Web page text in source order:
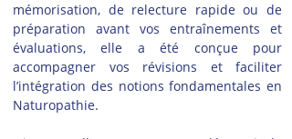
mémorisation, de relecture rapide ou de
préparation avant vos entraînements et
évaluations, elle a été conçue pour
accompagner vos révisions et faciliter
l’intégration des notions fondamentales en
Naturopathie.